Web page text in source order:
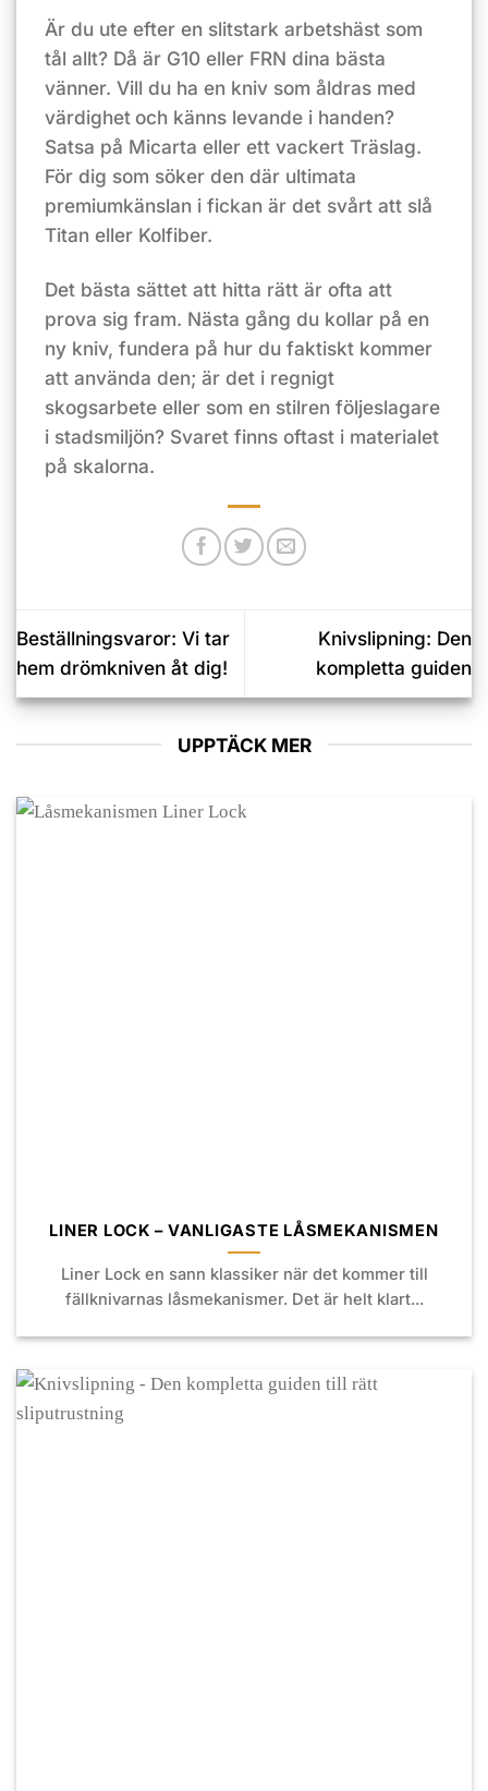
Är du ute efter en slitstark arbetshäst som
tål allt? Då är G10 eller FRN dina bästa
vänner. Vill du ha en kniv som åldras med
värdighet och känns levande i handen?
Satsa på Micarta eller ett vackert Träslag.
För dig som söker den där ultimata
premiumkänslan i fickan är det svårt att slå
Titan eller Kolfiber.
Det bästa sättet att hitta rätt är ofta att
prova sig fram. Nästa gång du kollar på en
ny kniv, fundera på hur du faktiskt kommer
att använda den; är det i regnigt
skogsarbete eller som en stilren följeslagare
i stadsmiljön? Svaret finns oftast i materialet
på skalorna.
Beställningsvaror: Vi tar
hem drömkniven åt dig!
Knivslipning: Den
kompletta guiden
UPPTÄCK MER
LINER LOCK – VANLIGASTE LÅSMEKANISMEN
Liner Lock en sann klassiker när det kommer till
fällknivarnas låsmekanismer. Det är helt klart...